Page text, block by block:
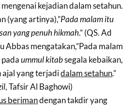
mengenai kejadian dalam setahun.
(yang artinya),”Pada malam itu
yang penuh hikmah.” (QS. Ad
Abbas mengatakan,”Pada malam
padaummul kitabsegala kebaikan,
ajal yang terjadidalam setahun.”
, Tafsir Al Baghowi)
berimandengan takdir yang